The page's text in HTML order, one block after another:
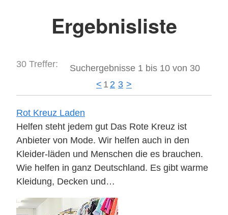
Ergebnisliste
30 Treffer:
Suchergebnisse 1 bis 10 von 30
< 1 2 3 >
Rot Kreuz Laden
Helfen steht jedem gut Das Rote Kreuz ist
Anbieter von Mode. Wir helfen auch in den
Kleider-läden und Menschen die es brauchen.
Wie helfen in ganz Deutschland. Es gibt warme
Kleidung, Decken und…